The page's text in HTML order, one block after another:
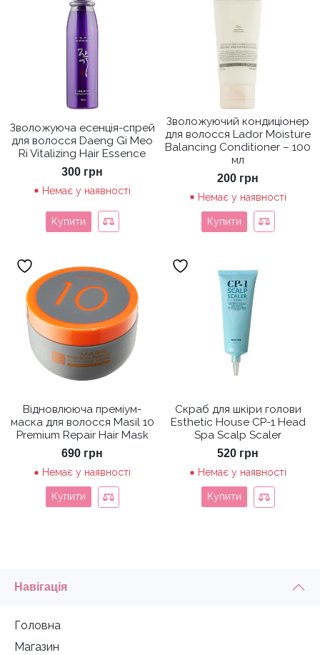
Зволожуюча есенція-спрей
для волосся Daeng Gi Meo
Ri Vitalizing Hair Essence
300 грн
Немає у наявності
Купити
Зволожуючий кондиціонер
для волосся Lador Moisture
Balancing Conditioner – 100
мл
200 грн
Немає у наявності
Купити
Відновлююча преміум-
маска для волосся Masil 10
Premium Repair Hair Mask
690 грн
Немає у наявності
Купити
Скраб для шкіри голови
Esthetic House CP-1 Head
Spa Scalp Scaler
520 грн
Немає у наявності
Купити
Навігація
Головна
Магазин